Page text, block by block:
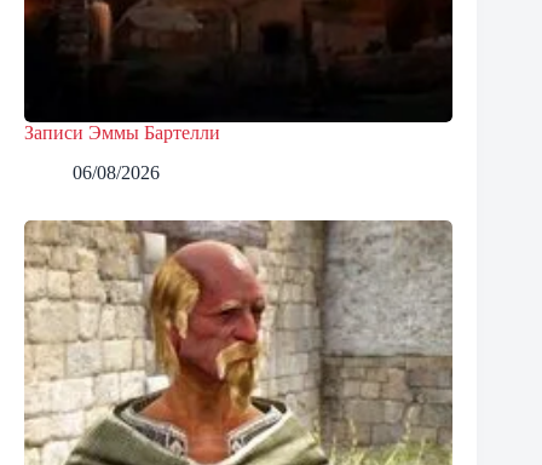
Записи Эммы Бартелли
06/08/2026